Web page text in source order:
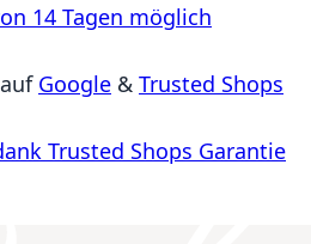
14 Tagen möglich
auf Google & Trusted Shops
Trusted Shops Garantie